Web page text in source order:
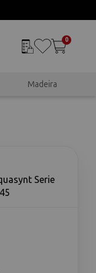
0
Madeira
Serie